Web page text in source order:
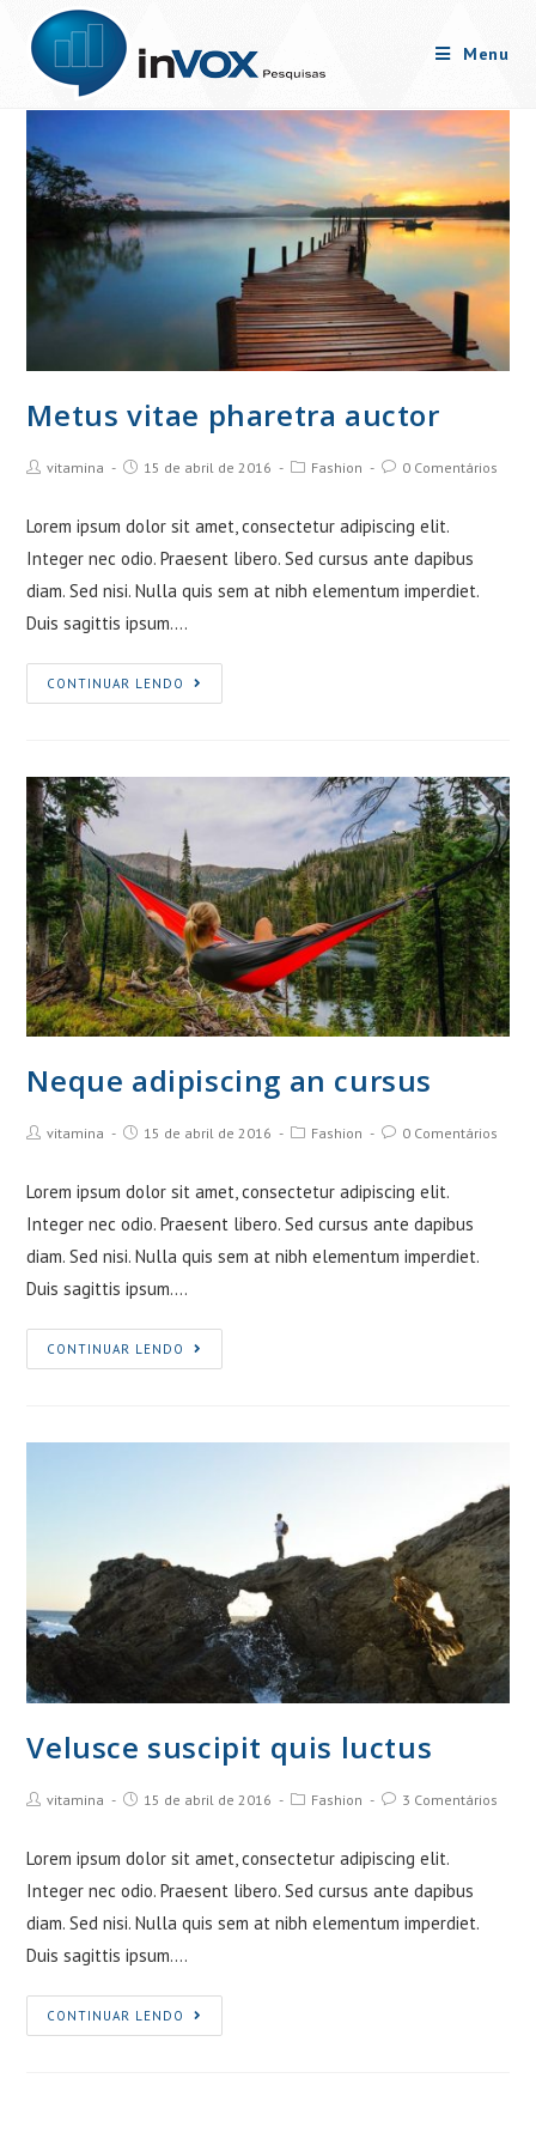
content
Menu
Metus vitae pharetra auctor
Postvitamina
Post15 de abril de 2016
PostFashion
Post0 Comentários
Lorem ipsum dolor sit amet, consectetur adipiscing elit.
Integer nec odio. Praesent libero. Sed cursus ante dapibus
diam. Sed nisi. Nulla quis sem at nibh elementum imperdiet.
Duis sagittis ipsum.…
CONTINUAR LENDO
vitae
auctor
Neque adipiscing an cursus
Postvitamina
Post15 de abril de 2016
PostFashion
Post0 Comentários
Lorem ipsum dolor sit amet, consectetur adipiscing elit.
Integer nec odio. Praesent libero. Sed cursus ante dapibus
diam. Sed nisi. Nulla quis sem at nibh elementum imperdiet.
Duis sagittis ipsum.…
CONTINUAR LENDO
adipiscing
cursus
Velusce suscipit quis luctus
Postvitamina
Post15 de abril de 2016
PostFashion
Post3 Comentários
Lorem ipsum dolor sit amet, consectetur adipiscing elit.
Integer nec odio. Praesent libero. Sed cursus ante dapibus
diam. Sed nisi. Nulla quis sem at nibh elementum imperdiet.
Duis sagittis ipsum.…
CONTINUAR LENDO
suscipit